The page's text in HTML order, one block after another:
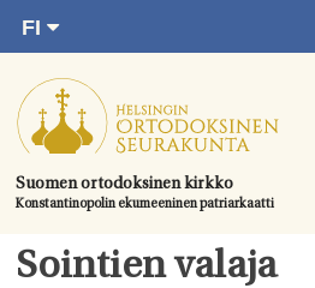
suoraan
sisältöön.
Suomen ortodoksinen kirkko
Konstantinopolin ekumeeninen patriarkaatti
FI
SV
EN
UA
Etusivu
Ajankohtaista
Juhlat & toimitukset
Kirkot
Sointien valaja